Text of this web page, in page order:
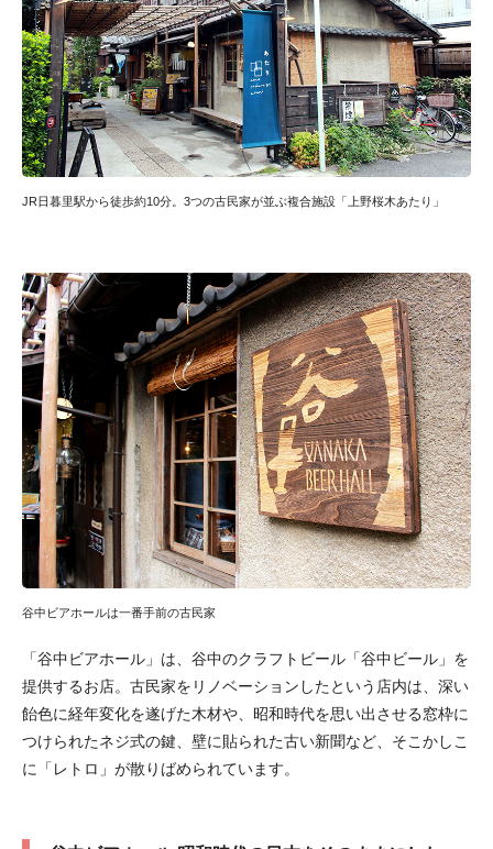
JR日暮里駅から徒歩約10分。3つの古民家が並ぶ複合施設「上野桜木あたり」
谷中ビアホールは一番手前の古民家
「谷中ビアホール」は、谷中のクラフトビール「谷中ビール」を
提供するお店。古民家をリノベーションしたという店内は、深い
飴色に経年変化を遂げた木材や、昭和時代を思い出させる窓枠に
つけられたネジ式の鍵、壁に貼られた古い新聞など、そこかしこ
に「レトロ」が散りばめられています。